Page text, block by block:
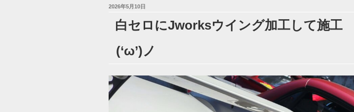
投
2026年5月10日
白セロにJworksウイング加工して施工
(‘ω’)ノ